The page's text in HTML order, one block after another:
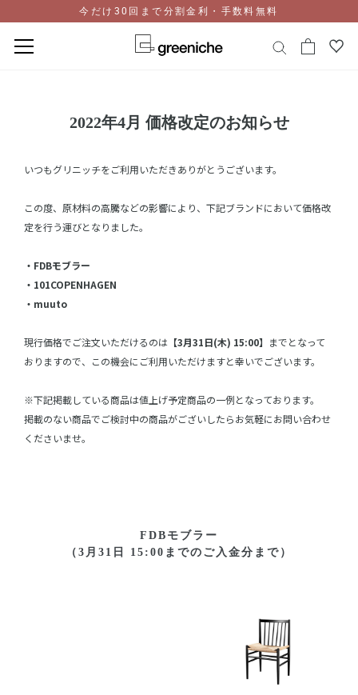
今だけ30回まで分割金利・手数料無料
2022年4月 価格改定のお知らせ
いつもグリニッチをご利用いただきありがとうございます。
この度、原材料の高騰などの影響により、下記ブランドにおいて価格改
定を行う運びとなりました。
・FDBモブラー
・101COPENHAGEN
・muuto
現行価格でご注文いただけるのは 【3月31日(木) 15:00】 までとなって
おりますので、この機会にご利用いただけますと幸いでございます。
※下記掲載している商品は値上げ予定商品の一例となっております。
掲載のない商品でご検討中の商品がございしたらお気軽にお問い合わせ
くださいませ。
FDBモブラー
（3月31日 15:00までのご入金分まで）